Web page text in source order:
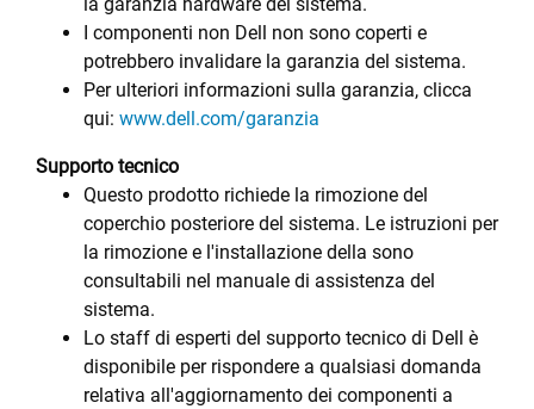
la garanzia hardware del sistema.
I componenti non Dell non sono coperti e
potrebbero invalidare la garanzia del sistema.
Per ulteriori informazioni sulla garanzia, clicca
qui: www.dell.com/garanzia
Supporto tecnico
Questo prodotto richiede la rimozione del
coperchio posteriore del sistema. Le istruzioni per
la rimozione e l'installazione della sono
consultabili nel manuale di assistenza del
sistema.
Lo staff di esperti del supporto tecnico di Dell è
disponibile per rispondere a qualsiasi domanda
relativa all'aggiornamento dei componenti a